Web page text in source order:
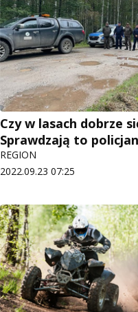
Czy w lasach dobrze
Sprawdzają to
REGION
2022.09.23 07:25